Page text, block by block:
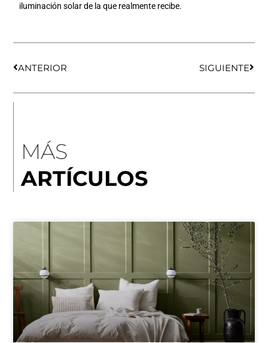
iluminación solar de la que realmente recibe.
ANTERIOR SIGUIENTE
MÁS
ARTÍCULOS